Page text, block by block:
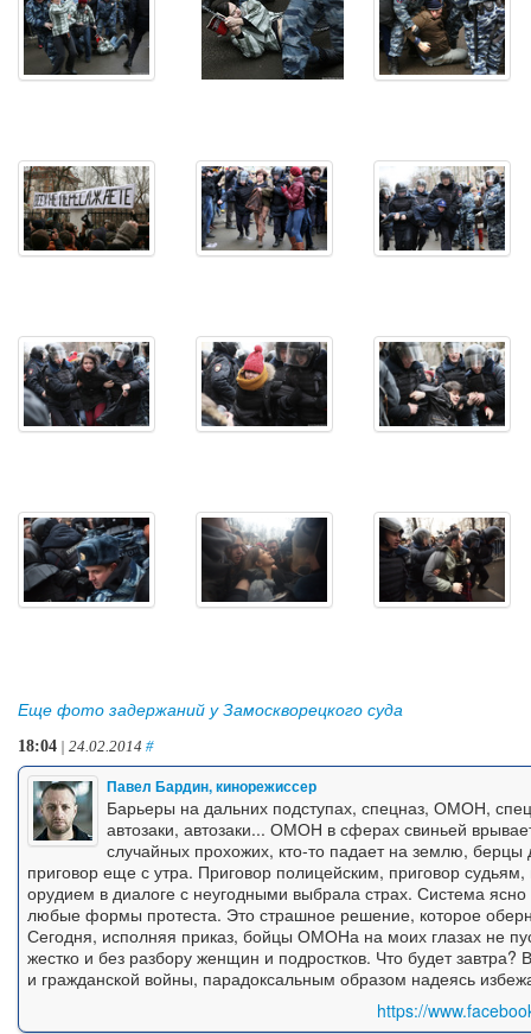
Еще фото задержаний у Замоскворецкого суда
18:04 | 24.02.2014 #
Павел Бардин, кинорежиссер
Барьеры на дальних подступах, спецназ, ОМОН,
автозаки, автозаки... ОМОН в сферах свиньей
случайных прохожих, кто-то падает на землю,
приговор еще с утра. Приговор полицейским, приговор
орудием в диалоге с неугодными выбрала страх. Система ясно
любые формы протеста. Это страшное решение, которое
Сегодня, исполняя приказ, бойцы ОМОНа на моих глазах не
жестко и без разбору женщин и подростков. Что будет завтра?
и гражданской войны, парадоксальным образом надеясь
https://